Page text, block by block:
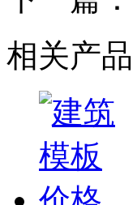
相关产品